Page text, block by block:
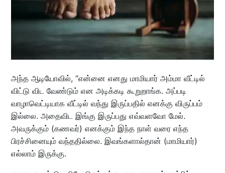
அந்த ஆடியோவில், “என்னை எனது மாமியார் அம்மா வீட்டில்
விட்டு விட வேண்டும் என அடிக்கடி கூறுறாங்க. அப்படி
வாழாவெட்டியாக வீட்டில் வந்து இருப்பதில் எனக்கு விருப்பம்
இல்லை. அதைவிட இங்கு இருப்பது எவ்வளவோ மேல்.
அவருக்கும் (கணவர்) எனக்கும் இந்த நாள் வரை எந்த
பிரச்சினையும் வந்ததில்லை. இவங்களால்தான் (மாமியார்)
எல்லாம் இருக்கு.